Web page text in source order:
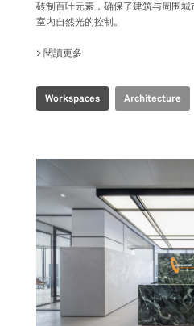
砖制百叶元素，确保了建筑与周围
室内自然光的控制。
閱讀更多
Workspaces Architecture